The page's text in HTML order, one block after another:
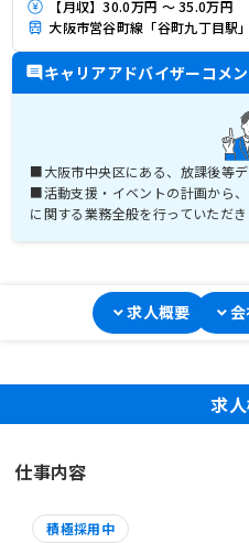
【月収】30.0万円 ～ 35.0万円
大阪市営谷町線「谷町九丁目駅
キャリアアドバイザーコメ
■大阪市中央区にある、放課後等デ
■活動支援・イベントの計画から
求人概要
求
仕事内容
積極採用中